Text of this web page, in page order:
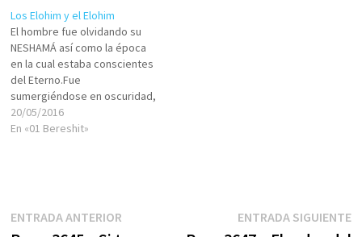
quedó marcado en nuestra
historia y se…
Los Elohim y el Elohim
El hombre fue olvidando su
NESHAMÁ así como la época
en la cual estaba conscientes
del Eterno.Fue
sumergiéndose en oscuridad,
embruteciéndose; y sin
embargo, la LUZ no se
casi todo a nosotros, pero…
20/05/2016
En «01 Bereshit»
Navegación
ENTRADA ANTERIOREntrada
ENTRADA SIGUIENTE